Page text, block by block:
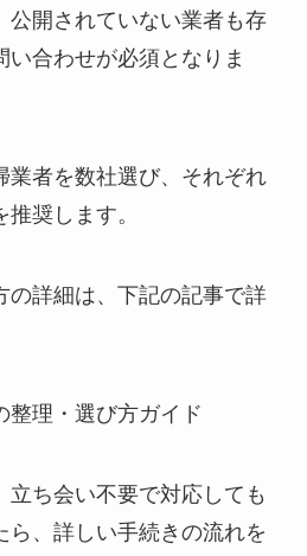
公開されていない業者も存
合わせが必須となりま
業者を数社選び、それぞれ
奨します。
の詳細は、下記の記事で詳
整理・選び方ガイド
立ち会い不要で対応しても
ら、詳しい手続きの流れを